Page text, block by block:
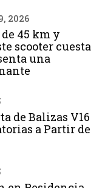
2026
45 km y
scooter cuesta
una
de Balizas V16
a Partir de